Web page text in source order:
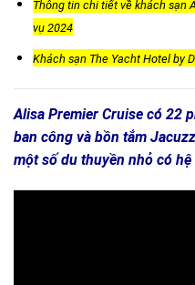
Thông tin chi tiết về khách sạn
vụ 2024
Khách sạn The Yacht Hotel by
Alisa Premier Cruise có 22
ban công và bồn tắm
một số du thuyền nhỏ có